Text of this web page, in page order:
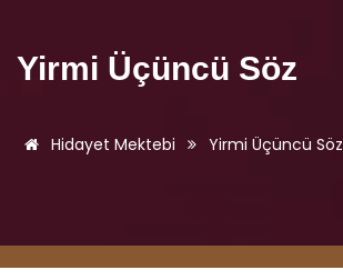
Yirmi Üçüncü Söz
Hidayet Mektebi Yirmi Üçüncü Söz